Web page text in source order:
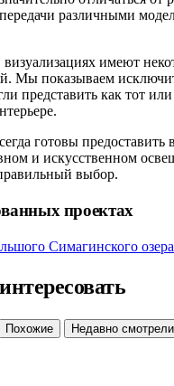
различными
имеют
Мы показываем
представить как тот
готовы предоставить
и искусственном
выбор.
проектах
Похожие Недавно смотрели